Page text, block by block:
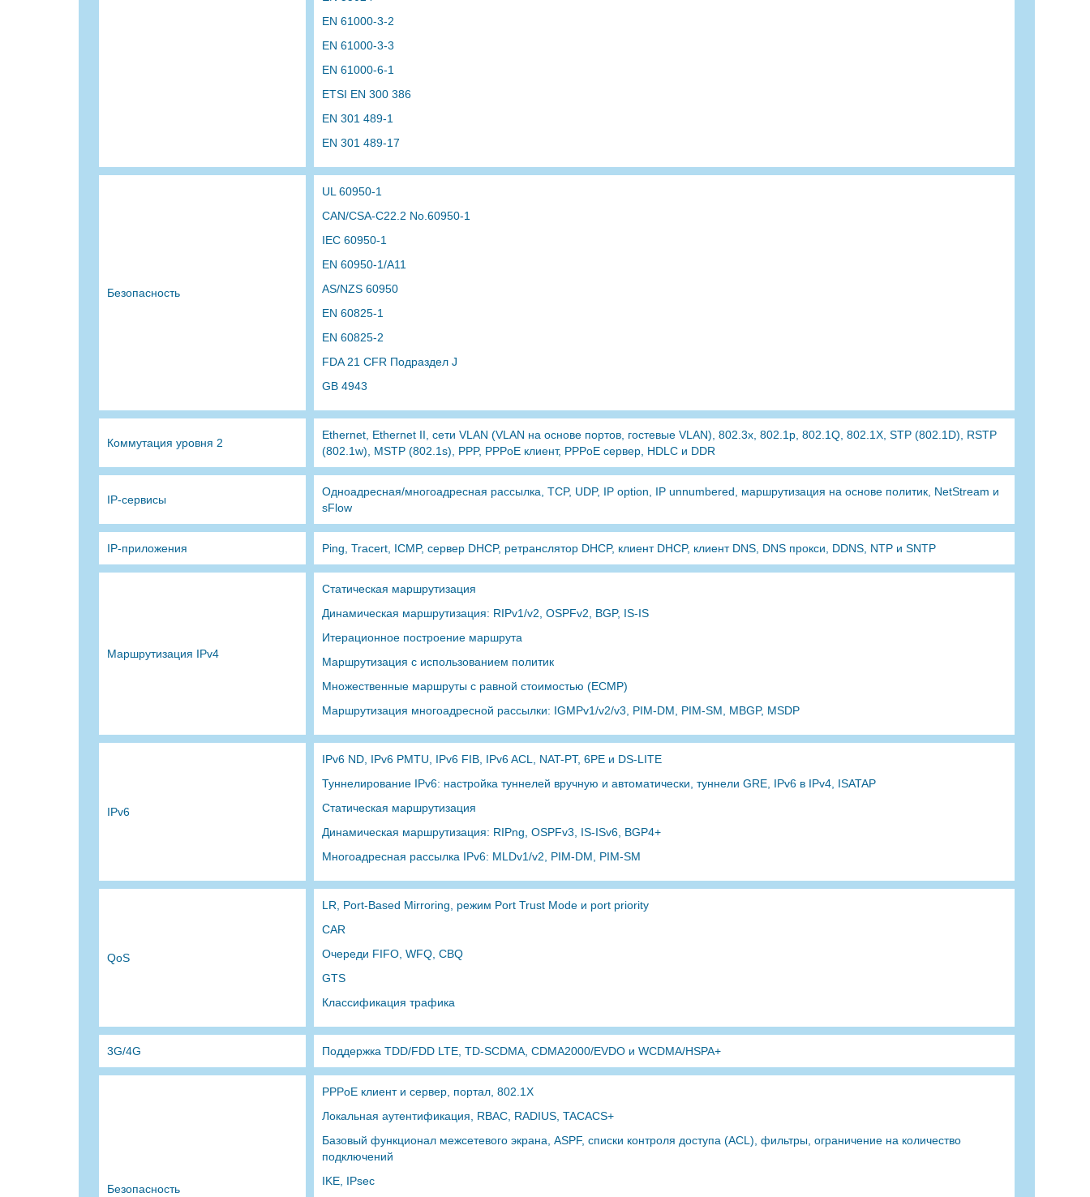
EN 61000-3-2
EN 61000-3-3
EN 61000-6-1
ETSI EN 300 386
EN 301 489-1
EN 301 489-17
Безопасность
UL 60950-1
CAN/CSA-C22.2 No.60950-1
IEC 60950-1
EN 60950-1/A11
AS/NZS 60950
EN 60825-1
EN 60825-2
FDA 21 CFR Подраздел J
GB 4943
Коммутация уровня 2
Ethernet, Ethernet II, сети VLAN (VLAN на основе портов, гостевые VLAN), 802.3x, 802.1p, 802.1Q, 802.1X, STP (802.1D), RSTP
(802.1w), MSTP (802.1s), PPP, PPPoE клиент, PPPoE сервер, HDLC и DDR
IP-сервисы
Одноадресная/многоадресная рассылка, TCP, UDP, IP option, IP unnumbered, маршрутизация на основе политик, NetStream и
sFlow
IP-приложения Ping, Tracert, ICMP, сервер DHCP, ретранслятор DHCP, клиент DHCP, клиент DNS, DNS прокси, DDNS, NTP и SNTP
Маршрутизация IPv4
Статическая маршрутизация
Динамическая маршрутизация: RIPv1/v2, OSPFv2, BGP, IS-IS
Итерационное построение маршрута
Маршрутизация с использованием политик
Множественные маршруты с равной стоимостью (ECMP)
Маршрутизация многоадресной рассылки: IGMPv1/v2/v3, PIM-DM, PIM-SM, MBGP, MSDP
IPv6
IPv6 ND, IPv6 PMTU, IPv6 FIB, IPv6 ACL, NAT-PT, 6PE и DS-LITE
Туннелирование IPv6: настройка туннелей вручную и автоматически, туннели GRE, IPv6 в IPv4, ISATAP
Статическая маршрутизация
Динамическая маршрутизация: RIPng, OSPFv3, IS-ISv6, BGP4+
Многоадресная рассылка IPv6: MLDv1/v2, PIM-DM, PIM-SM
QoS
LR, Port-Based Mirroring, режим Port Trust Mode и port priority
CAR
Очереди FIFO, WFQ, CBQ
GTS
Классификация трафика
3G/4G Поддержка TDD/FDD LTE, TD-SCDMA, CDMA2000/EVDO и WCDMA/HSPA+
Безопасность
PPPoE клиент и сервер, портал, 802.1X
Локальная аутентификация, RBAC, RADIUS, TACACS+
Базовый функционал межсетевого экрана, ASPF, списки контроля доступа (ACL), фильтры, ограничение на количество
подключений
IKE, IPsec